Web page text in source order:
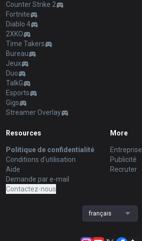
Counter Strike 2
Fortnite
Diablo 4
2XKO
Time Takers
Bureau
Jeux
Duo
TalkG
Esports
Gigs
Streamer Overlay
Resources
Politique de confidentialité
Conditions d'utilisation
Aide
Demande par e-mail
Contactez-nous
More
Entreprise
Publicité
Recruter
français